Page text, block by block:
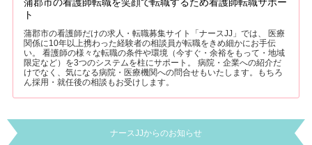
ト
蒲郡市の看護師だけの求人・転職募集サイト「ナースJJ」では、 医療
関係に10年以上携わった経験者の相談員が転職をきめ細かにお手伝
い。 看護師の様々な転職の条件や環境（今すぐ・余裕をもって・地域
限定など）を3つのシステムを柱にサポート。 病院・企業への紹介だ
けでなく、気になる病院・医療機関への問合せもいたします。もちろ
ん採用・就任後の相談もお受けします。
ナースJJからのお知らせ